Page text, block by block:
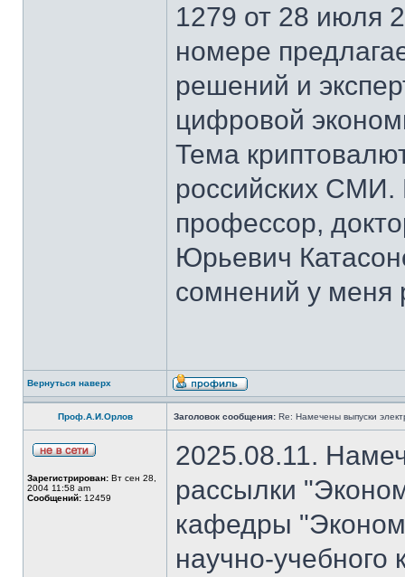
1279 от 28 июля
номере
решений и
цифровой
Тема
российских СМИ.
профессор,
Юрьевич
сомнений у меня
Вернуться наверх
Проф.А.И.Орлов Заголовок сообщения: Re: Намечены выпуски
Зарегистрирован: Вт сен 28,
2004 11:58 am
Сообщений: 12459
2025.08.11.
рассылки
кафедры
научно-